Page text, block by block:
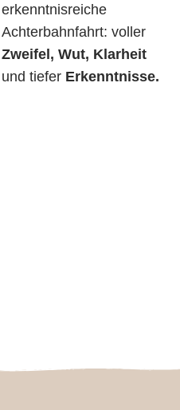
erkenntnisreiche
Achterbahnfahrt: voller
Zweifel, Wut, Klarheit
und tiefer Erkenntnisse.